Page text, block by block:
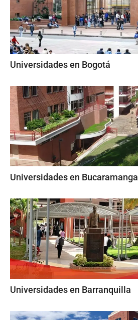
Universidades en Bogotá
Universidades en Bucaramanga
Universidades en Barranquilla